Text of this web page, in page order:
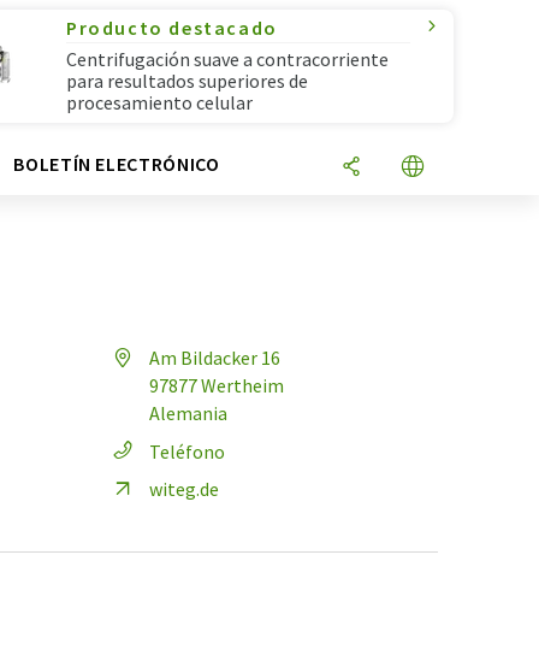
Producto destacado
Centrifugación suave a contracorriente
para resultados superiores de
procesamiento celular
BOLETÍN ELECTRÓNICO
Am Bildacker 16
97877 Wertheim
Alemania
Teléfono
witeg.de